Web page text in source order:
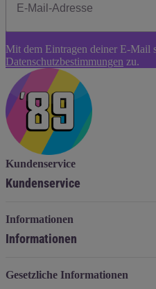
Abonnieren
Mit dem Eintragen deiner E-Mail
Datenschutzbestimmungen zu.
Kundenservice
Kundenservice
Informationen
Informationen
Gesetzliche Informationen